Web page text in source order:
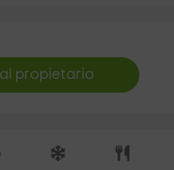
al propietario